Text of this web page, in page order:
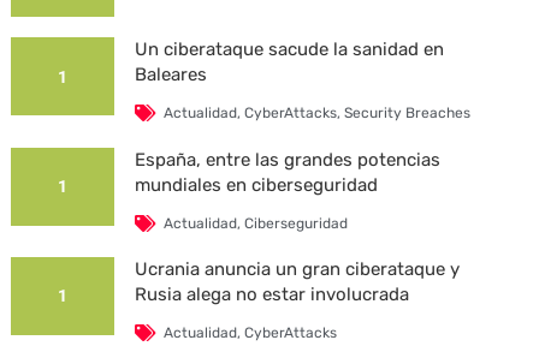
1
Un ciberataque sacude la sanidad en
Baleares
Actualidad,CyberAttacks,Security Breaches
1
España, entre las grandes potencias
mundiales en ciberseguridad
Actualidad,Ciberseguridad
1
Ucrania anuncia un gran ciberataque y
Rusia alega no estar involucrada
Actualidad,CyberAttacks